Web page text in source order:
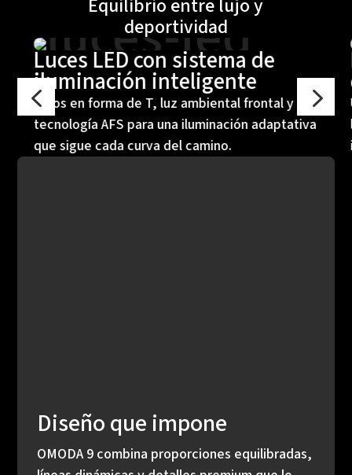
Equilibrio entre lujo y
deportividad
Luces LED con sistema de
iluminación inteligente
Faros en forma de T, luz ambiental frontal y
tecnología AFS para una iluminación adaptativa
que sigue cada curva del camino.
4 5
Diseño que impone
OMODA 9 combina proporciones equilibradas,